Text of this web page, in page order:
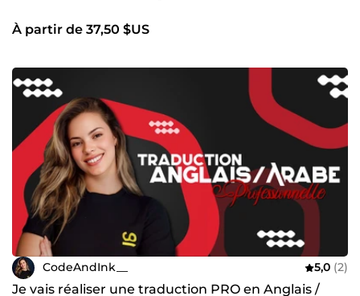
À partir de 37,50 $US
CodeAndInk__ 5,0 (2)
Je vais réaliser une traduction PRO en Anglais /